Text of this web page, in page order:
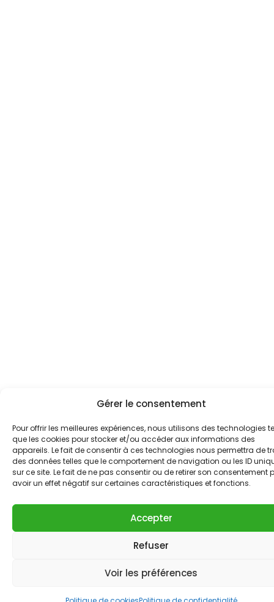
Gérer le consentement
Pour offrir les meilleures expériences, nous utilisons des technologies
que les cookies pour stocker et/ou accéder aux informations des
appareils. Le fait de consentir à ces technologies nous permettra de
des données telles que le comportement de navigation ou les ID
sur ce site. Le fait de ne pas consentir ou de retirer son consentement
avoir un effet négatif sur certaines caractéristiques et fonctions.
Accepter
Refuser
Voir les préférences